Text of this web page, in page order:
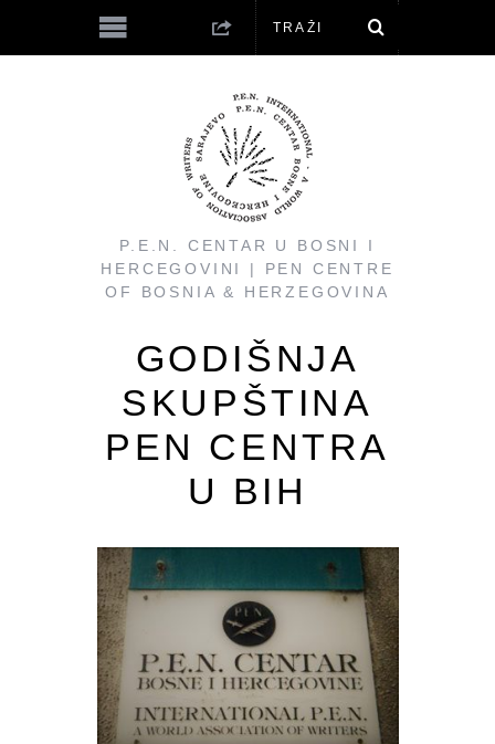
P.E.N. CENTAR U BOSNI I
HERCEGOVINI | PEN CENTRE
OF BOSNIA & HERZEGOVINA
GODIŠNJA
SKUPŠTINA
PEN CENTRA
U BIH